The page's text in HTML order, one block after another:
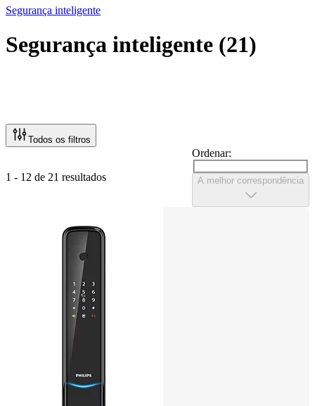
Segurança inteligente
Segurança inteligente (21)
Todos os filtros
1 - 12 de 21 resultados
Ordenar:
A melhor correspondência